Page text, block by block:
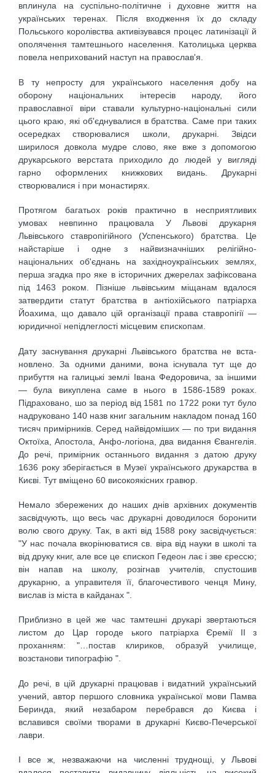
вплинула на суспільно-політичне і духовне життя на
українських теренах. Після входження їх до складу
Польського королівства активізувався процес латинізації й
ополячення тамтешнього населення. Католицька церква
повела неприхований наступ на православ'я.
В ту непросту для українського населення добу на
оборону національних інтересів народу, його
православної віри ставали культурно-національні сили
цього краю, які об'єднувалися в братства. Саме при таких
осередках створювалися школи, друкарні. Звідси
ширилося довкола мудре слово, яке вже з допомогою
друкарського верстата приходило до людей у вигляді
гарно оформлених книжкових видань. Друкарні
створювалися і при монастирях.
Протягом багатьох років практично в несприятливих
умовах невпинно працювала У Львові друкарня
Львівського ставропігійного (Успенського) братства. Це
найстаріше і одне з найвизначніших релігійно-
національних об'єднань на західноукраїнських землях,
перша згадка про яке в історичних джерелах зафіксована
під 1463 роком. Пізніше львівським міщанам вдалося
затвердити статут братства в антіохійського патріарха
Йоахима, що давало цій організації права ставропігії —
юридичної непідлеглості місцевим єпископам.
Дату заснування друкарні Львівського братства не вста-
новлено. За одними даними, вона існувала тут ще до
прибуття на галицькі землі Івана Федоровича, за іншими
— була викуплена саме в нього в 1586-1589 роках.
Підраховано, шо за період від 1581 по 1722 роки тут було
надруковано 140 назв книг загальним накладом понад 160
тисяч примірників. Серед найвідоміших — по три видання
Октоїха, Апостола, Анфо-логіона, два видання Євангелія.
До речі, примірник останнього видання з датою друку
1636 року зберігається в Музеї українського друкарства в
Києві. Тут вміщено 60 високоякісних гравюр.
Немало збережених до наших днів архівних документів
засвідчують, що весь час друкарні доводилося боронити
волю свого друку. Так, в акті від 1588 року засвідчується:
"У нас почала вкорінюватися св. віра від науки в школі та
від друку книг, але все це єпископ Гедеон лає і зве єрессю;
він напав на школу, розігнав учителів, спустошив
друкарню, а управителя її, благочестивого ченця Мину,
вислав із міста в кайданах ".
Приблизно в цей же час тамтешні друкарі звертаються
листом до Цар городе ького патріарха Єремії II з
проханням: "…постав клириков, образуй училище,
возстанови типографію ".
До речі, в цій друкарні працював і видатний український
учений, автор першого словника української мови Памва
Беринда, який незабаром перебрався до Києва і
вславився своїми творами в друкарні Києво-Печерської
лаври.
І все ж, незважаючи на численні труднощі, у Львові